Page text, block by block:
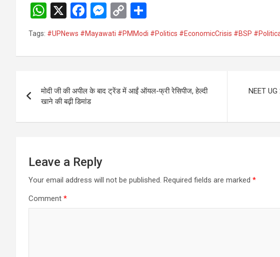
W
h
at
s
p
p
X
F
a
ce
b
o
k
M
es
se
n
er
C
o
py
Li
k
h
ar
e
Tags: #UPNews #Mayawati #PMModi #Politics #EconomicCrisis #BSP
navigation
मोदी जी की अपील के बाद ट्रेंड में आईं ऑयल-फ्री रेसिपीज, हेल्दी
खाने की बढ़ी डिमांड
NEET UG
Leave a Reply
Your email address will not be published. Required fields are marked *
Comment *